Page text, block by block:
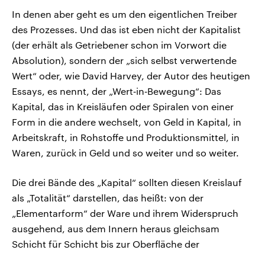
In denen aber geht es um den eigentlichen Treiber
des Prozesses. Und das ist eben nicht der Kapitalist
(der erhält als Getriebener schon im Vorwort die
Absolution), sondern der „sich selbst verwertende
Wert“ oder, wie David Harvey, der Autor des heutigen
Essays, es nennt, der „Wert‑in‑Bewegung“: Das
Kapital, das in Kreisläufen oder Spiralen von einer
Form in die andere wechselt, von Geld in Kapital, in
Arbeitskraft, in Rohstoffe und Produktionsmittel, in
Waren, zurück in Geld und so weiter und so weiter.
Die drei Bände des „Kapital“ sollten diesen Kreislauf
als „Totalität“ darstellen, das heißt: von der
„Elementarform“ der Ware und ihrem Widerspruch
ausgehend, aus dem Innern heraus gleichsam
Schicht für Schicht bis zur Oberfläche der